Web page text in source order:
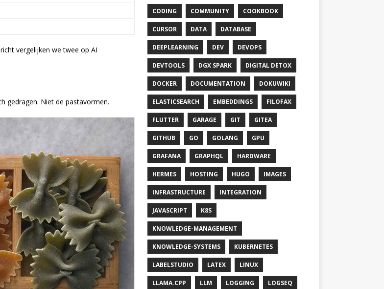
vergelijken we twee op AI
gedragen. Niet de pastavormen.
CODING COMMUNITY COOKBOOK
CURSOR DATA DATABASE
DEEPLEARNING DEV DEVOPS
DEVTOOLS DGX SPARK DIGITAL DETOX
DOCKER DOCUMENTATION DOKUWIKI
ELASTICSEARCH EMBEDDINGS FILOFAX
FLUTTER GARAGE GIT GITEA
GITHUB GO GOLANG GPU
GRAFANA GRAPHQL HARDWARE
HERMES HOSTING HUGO IMAGES
INFRASTRUCTURE INTEGRATION
JAVASCRIPT K8S
KNOWLEDGE-MANAGEMENT
KNOWLEDGE-SYSTEMS KUBERNETES
LABELSTUDIO LATEX LINUX
LLAMA.CPP LLM LOGGING LOGSEQ